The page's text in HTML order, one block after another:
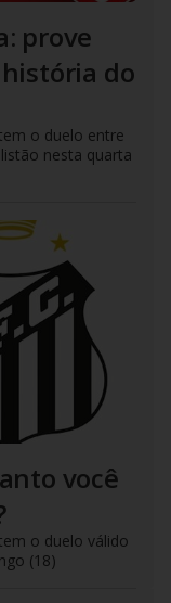
prove
do
o duelo entre
nesta quarta
você
o duelo válido
(18)